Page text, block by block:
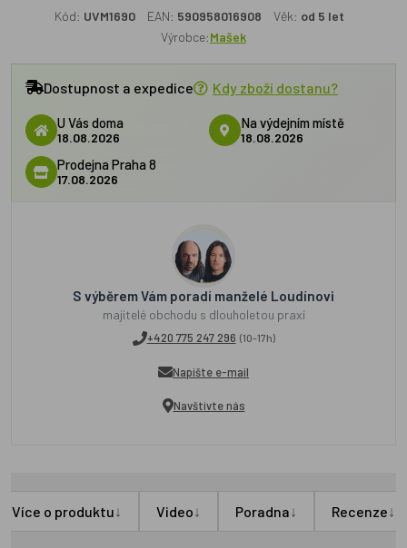
Kód: UVM1690 EAN: 590958016908 Věk: od 5 let
Výrobce:Mašek
Dostupnost a expedice Kdy zboží dostanu?
U Vás doma
18.08.2026
Na výdejním místě
18.08.2026
Prodejna Praha 8
17.08.2026
S výběrem Vám poradí manželé Loudínovi
majitelé obchodu s dlouholetou praxí
+420 775 247 296 (10-17h)
Napište e-mail
Navštivte nás
Více o produktu↓ Video↓ Poradna↓ Recenze↓